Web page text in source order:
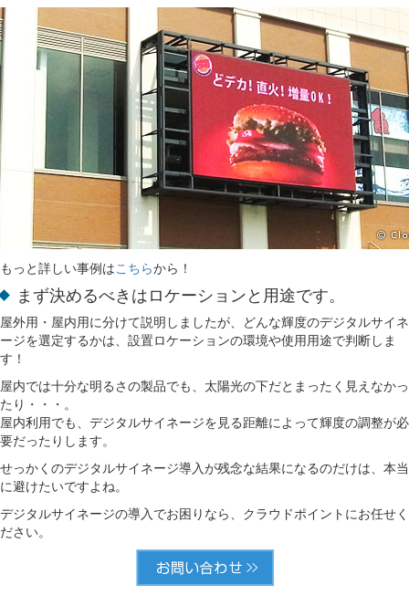
もっと詳しい事例はこちらから！
まず決めるべきはロケーションと用途です。
屋外用・屋内用に分けて説明しましたが、どんな輝度のデジタルサイネ
ージを選定するかは、設置ロケーションの環境や使用用途で判断しま
す！
屋内では十分な明るさの製品でも、太陽光の下だとまったく見えなかっ
たり・・・。
屋内利用でも、デジタルサイネージを見る距離によって輝度の調整が必
要だったりします。
せっかくのデジタルサイネージ導入が残念な結果になるのだけは、本当
に避けたいですよね。
デジタルサイネージの導入でお困りなら、クラウドポイントにお任せく
ださい。